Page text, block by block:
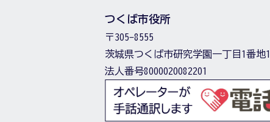
つくば市役所
〒305-8555
茨城県つくば市研究学園一丁目1番地1
法人番号8000020082201